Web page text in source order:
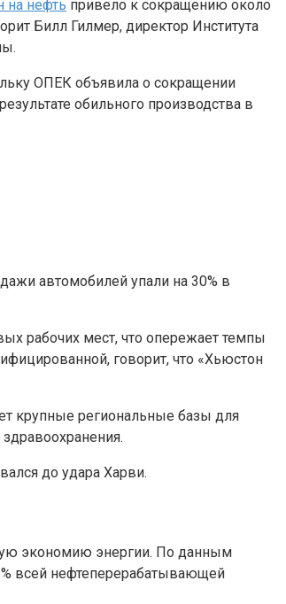
на нефть привело к сокращению около
Билл Гилмер, директор Института
ОПЕК объявила о сокращении
обильного производства в
автомобилей упали на 30% в
рабочих мест, что опережает темпы
говорит, что «Хьюстон
крупные региональные базы для
до удара Харви.
экономию энергии. По данным
всей нефтеперерабатывающей